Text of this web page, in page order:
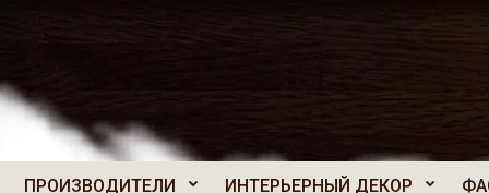
ПРОИЗВОДИТЕЛИ ИНТЕРЬЕРНЫЙ ДЕКОР